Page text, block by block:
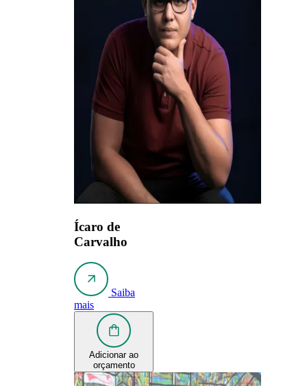
Ícaro de
Carvalho
Saiba
mais
Adicionar ao
orçamento